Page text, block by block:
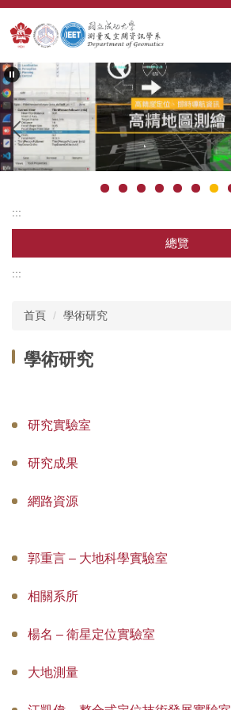
跳
到
主
要
內
容
區
塊
:::
總覽
系所影片
系所介紹
教學資訊
學術研究
招生訊息
:::
首頁 學術研究
學術研究
研究實驗室
研究成果
網路資源
郭重言 – 大地科學實驗室
相關系所
楊名 – 衛星定位實驗室
大地測量